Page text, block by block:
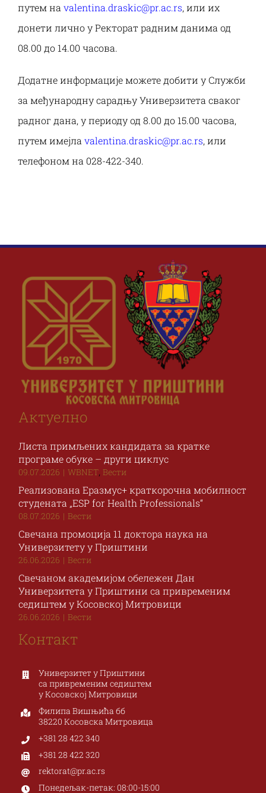
путем на valentina.draskic@pr.ac.rs, или их
донети лично у Ректорат радним данима од
08.00 до 14.00 часова.
Додатне информације можете добити у Служби
за међународну сарадњу Универзитета сваког
радног дана, у периоду од 8.00 до 15.00 часова,
путем имејла valentina.draskic@pr.ac.rs, или
телефоном на 028-422-340.
Актуелно
Листа примљених кандидата за кратке
програме обуке – други циклус
09.07.2026 | WBNET,Вести
Реализована Еразмус+ краткорочна мобилност
студената „ESP for Health Professionals“
08.07.2026 | Вести
Свечана промоција 11 доктора наука на
Универзитету у Приштини
26.06.2026 | Вести
Свечаном академијом обележен Дан
Универзитета у Приштини са привременим
седиштем у Косовској Митровици
26.06.2026 | Вести
Контакт
Универзитет у Приштини
са привременим седиштем
у Косовској Митровици
Филипа Вишњића бб
38220 Косовска Митровица
+381 28 422 340
+381 28 422 320
rektorat@pr.ac.rs
Понедељак-петак: 08:00-15:00